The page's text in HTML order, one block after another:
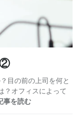
②
目の前の上司を何と
？オフィスによって
事を読む